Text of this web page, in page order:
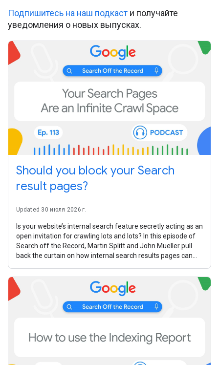
Подпишитесь на наш подкаст и получайте
уведомления о новых выпусках.
Should you block your Search
result pages?
Updated 30 июля 2026 г.
Is your website’s internal search feature secretly acting as an
open invitation for crawling lots and lots? In this episode of
Search off the Record, Martin Splitt and John Mueller pull
back the curtain on how internal search results pages can